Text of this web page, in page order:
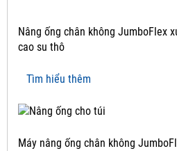
Nâng ống chân không JumboFlex
cao su thô
Tìm hiểu thêm
Máy nâng ống chân không